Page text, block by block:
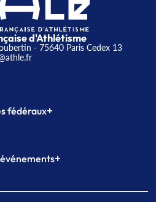
d'Athlétisme
- 75640 Paris Cedex 13
fédéraux+
Formation
+
de Paris indoor